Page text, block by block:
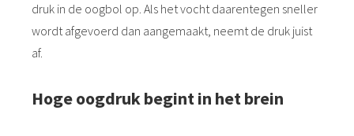
druk in de oogbol op. Als het vocht daarentegen sneller
wordt afgevoerd dan aangemaakt, neemt de druk juist
af.
Hoge oogdruk begint in het brein